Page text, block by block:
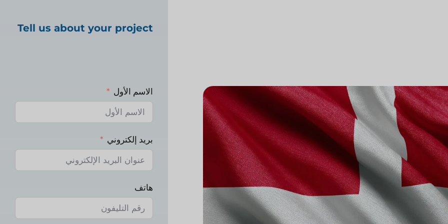
والسياحة
أبحاث سوق المحاماة
Tell us about your project
الاسم الأول
بريد إلكتروني
هاتف